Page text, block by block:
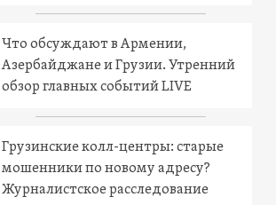
Что обсуждают в Армении,
Азербайджане и Грузии. Утренний
обзор главных событий LIVE
Грузинские колл-центры: старые
мошенники по новому адресу?
Журналистское расследование